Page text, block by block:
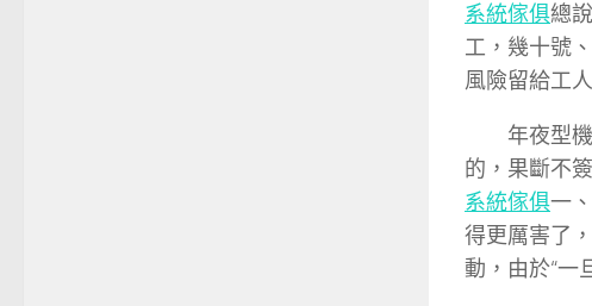
系統傢俱總
工，幾十號
風險留給工
年夜型
的，果斷不
系統傢俱一
得更厲害了
動，由於“一